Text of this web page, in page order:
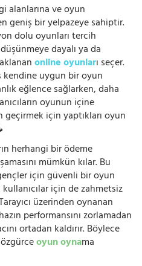
alanlarına ve oyun
geniş bir yelpazeye sahiptir.
dolu oyunları tercih
dayalı ya da
online oyunları seçer.
uygun bir oyun
eğlence sağlarken, daha
oyunun içine
için yaptıkları oyun
herhangi bir ödeme
mümkün kılar. Bu
için güvenli bir oyun
için de zahmetsiz
üzerinden oynanan
performansını zorlamadan
ortadan kaldırır. Böylece
oyun oynama